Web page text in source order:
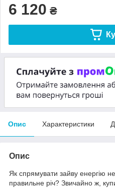
6 120 ₴
Опис Характеристики
Опис
Як спрямувати зайву енергію
правильне річ? Звичайно ж,